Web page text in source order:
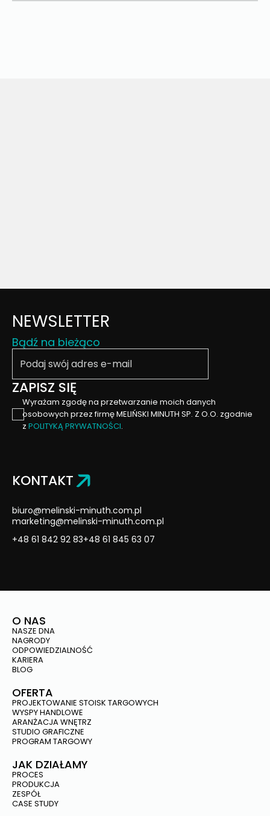
NEWSLETTER
Bądź na bieżąco
ZAPISZ SIĘ
Wyrażam zgodę na przetwarzanie moich danych
osobowych przez firmę MELIŃSKI MINUTH SP. Z O.O. zgodnie
z POLITYKĄ PRYWATNOŚCI.
KONTAKT
biuro@melinski-minuth.com.pl
marketing@melinski-minuth.com.pl
+48 61 842 92 83+48 61 845 63 07
O NAS
NASZE DNA
NAGRODY
ODPOWIEDZIALNOŚĆ
KARIERA
BLOG
OFERTA
PROJEKTOWANIE STOISK TARGOWYCH
WYSPY HANDLOWE
ARANŻACJA WNĘTRZ
STUDIO GRAFICZNE
PROGRAM TARGOWY
JAK DZIAŁAMY
PROCES
PRODUKCJA
ZESPÓŁ
CASE STUDY